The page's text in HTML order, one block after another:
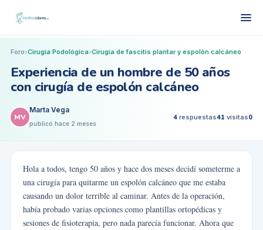
Foro›Cirugía Podológica›Cirugía de fascitis plantar y espolón calcáneo
Experiencia de un hombre de 50 años
con cirugía de espolón calcáneo
MV
Marta Vega
publicó hace 2 meses
4 respuestas41 visitas0
Hola a todos, tengo 50 años y hace dos meses decidí someterme a
una cirugía para quitarme un espolón calcáneo que me estaba
causando un dolor terrible al caminar. Antes de la operación,
había probado varias opciones como plantillas ortopédicas y
sesiones de fisioterapia, pero nada parecía funcionar. Ahora que